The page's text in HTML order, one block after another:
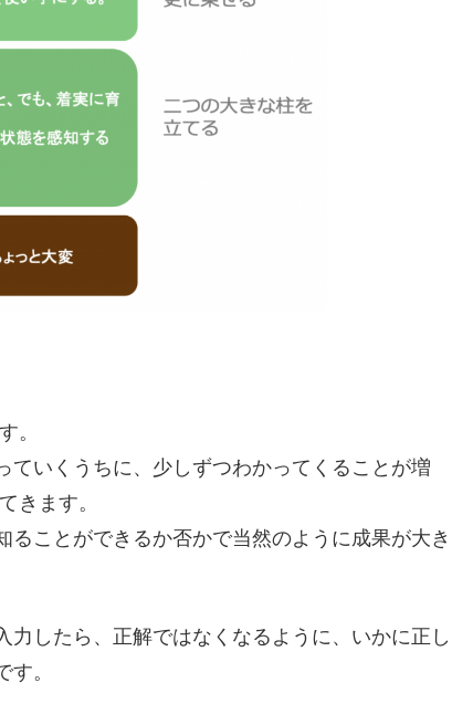
。
いくうちに、少しずつわかってくることが増
きます。
ことができるか否かで当然のように成果が大き
したら、正解ではなくなるように、いかに正し
。